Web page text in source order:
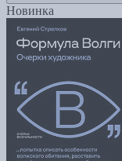
Новинка